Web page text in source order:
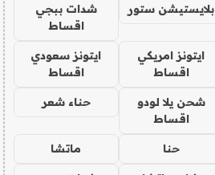
بلايستيشن ستور
شدات ببجي
اقساط
ايتونز امريكي
اقساط
ايتونز سعودي
اقساط
شحن يلا لودو
اقساط
حناء شعر
حنا ماتشا